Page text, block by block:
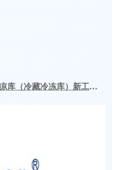
上海佰诚医疗1100㎡药品阴凉库（冷藏冷冻库）新工程案例